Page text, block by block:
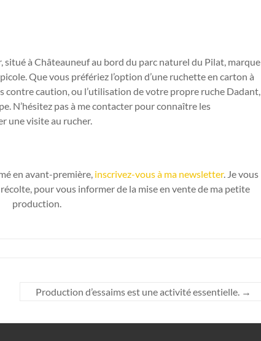
situé à Châteauneuf au bord du parc naturel du Pilat, marque
Que vous préfériez l’option d’une ruchette en carton à
contre caution, ou l’utilisation de votre propre ruche Dadant,
N’hésitez pas à me contacter pour connaître les
une visite au rucher.
en avant-première, inscrivez-vous à ma newsletter. Je vous
pour vous informer de la mise en vente de ma petite
production.
Production d’essaims est une activité essentielle. →